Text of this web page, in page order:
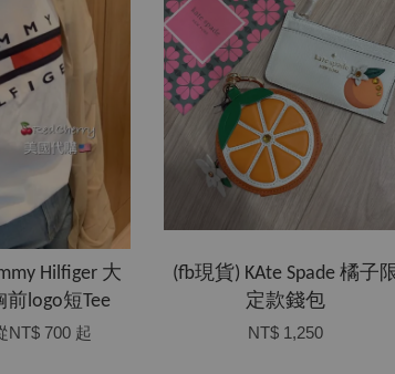
Hilfiger 大
logo短Tee
NT$ 700 起
(fb現貨) KAte Spade 橘子
定款錢包
NT$ 1,250